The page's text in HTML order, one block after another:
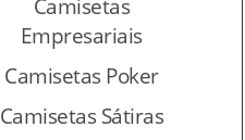
Camisetas
Empresariais
Camisetas Poker
Camisetas Sátiras